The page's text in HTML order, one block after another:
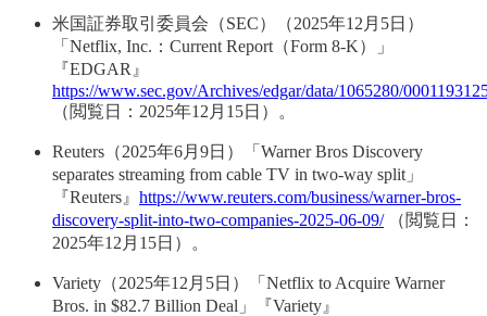
米国証券取引委員会（SEC）（2025年12月5日）
「Netflix, Inc.：Current Report（Form 8-K）」
『EDGAR』
https://www.sec.gov/Archives/edgar/data/1065280/
（閲覧日：2025年12月15日）。
Reuters（2025年6月9日）「Warner Bros Discovery
separates streaming from cable TV in two-way split」
『Reuters』 https://www.reuters.com/business/warner-bros-
discovery-split-into-two-companies-2025-06-09/（閲覧日：
2025年12月15日）。
Variety（2025年12月5日）「Netflix to Acquire Warner
Bros. in $82.7 Billion Deal」『Variety』